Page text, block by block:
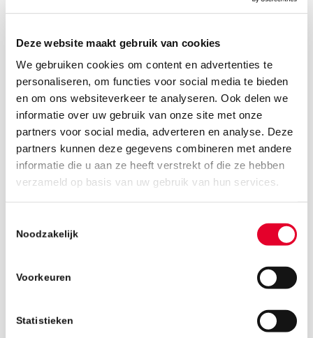
Deze website maakt gebruik van cookies
We gebruiken cookies om content en advertenties te
personaliseren, om functies voor social media te bieden
en om ons websiteverkeer te analyseren. Ook delen we
informatie over uw gebruik van onze site met onze
partners voor social media, adverteren en analyse. Deze
partners kunnen deze gegevens combineren met andere
informatie die u aan ze heeft verstrekt of die ze hebben
verzameld op basis van uw gebruik van hun services.
Noodzakelijk
Voorkeuren
Statistieken
21 juni 2019